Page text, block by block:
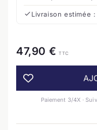
Livraison estimée :
47,90 € TTC
Paiement 3/4X ·